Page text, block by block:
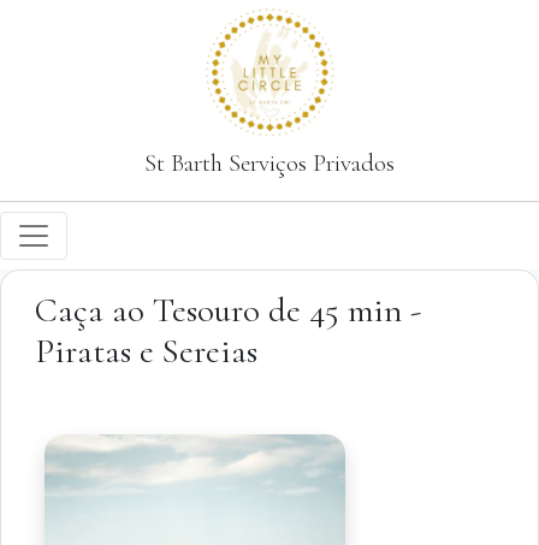
St Barth Serviços Privados
Caça ao Tesouro de 45 min -
Piratas e Sereias